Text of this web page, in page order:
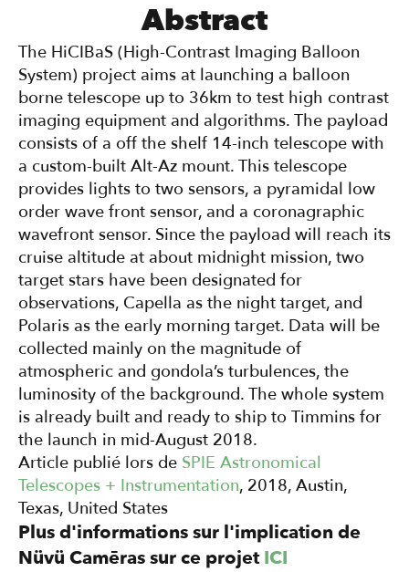
Abstract
The HiCIBaS (High-Contrast Imaging Balloon
System) project aims at launching a balloon
borne telescope up to 36km to test high contrast
imaging equipment and algorithms. The payload
consists of a off the shelf 14-inch telescope with
a custom-built Alt-Az mount. This telescope
provides lights to two sensors, a pyramidal low
order wave front sensor, and a coronagraphic
wavefront sensor. Since the payload will reach its
cruise altitude at about midnight mission, two
target stars have been designated for
observations, Capella as the night target, and
Polaris as the early morning target. Data will be
collected mainly on the magnitude of
atmospheric and gondola’s turbulences, the
luminosity of the background. The whole system
is already built and ready to ship to Timmins for
the launch in mid-August 2018.
Article publié lors de SPIE Astronomical
Telescopes + Instrumentation, 2018, Austin,
Texas, United States
Plus d'informations sur l'implication de
Nüvü Camēras sur ce projetICI